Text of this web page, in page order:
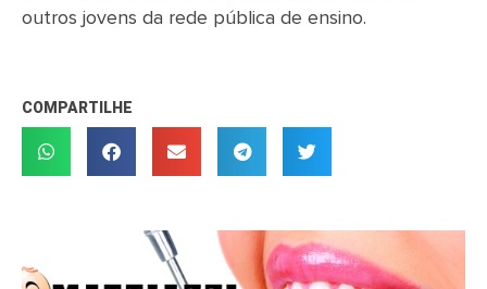
outros jovens da rede pública de ensino.
COMPARTILHE